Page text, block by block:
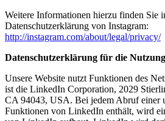
Weitere Informationen hierzu finden Sie
Datenschutzerklärung von Instagram:
http://instagram.com/about/legal/privacy/
Datenschutzerklärung für die
Unsere Website nutzt Funktionen des
ist die LinkedIn Corporation, 2029
CA 94043, USA. Bei jedem Abruf einer
Funktionen von LinkedIn enthält, wird